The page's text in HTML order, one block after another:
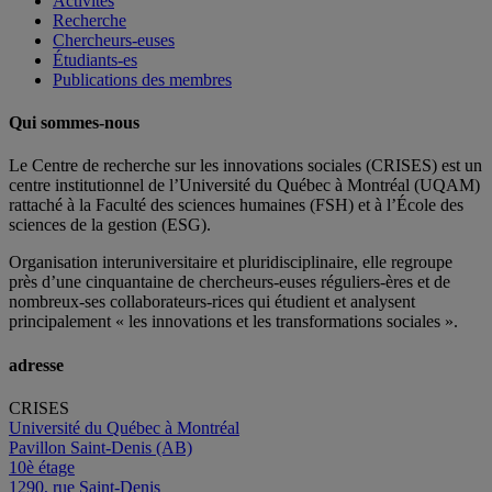
Recherche
Chercheurs-euses
Étudiants-es
Publications des membres
Qui sommes-nous
Le Centre de recherche sur les innovations sociales (CRISES) est un
centre institutionnel de l’Université du Québec à Montréal (UQAM)
rattaché à la Faculté des sciences humaines (FSH) et à l’École des
sciences de la gestion (ESG).
Organisation interuniversitaire et pluridisciplinaire, elle regroupe
près d’une cinquantaine de chercheurs-euses réguliers-ères et de
nombreux-ses collaborateurs-rices qui étudient et analysent
principalement « les innovations et les transformations sociales ».
adresse
CRISES
Université du Québec à Montréal
Pavillon Saint-Denis (AB)
10è étage
1290, rue Saint-Denis